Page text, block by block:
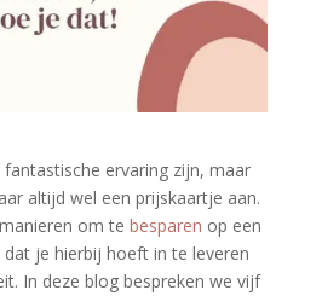
fantastische ervaring zijn, maar
altijd wel een prijskaartje aan.
om te besparen op een
je hierbij hoeft in te leveren
In deze blog bespreken we vijf